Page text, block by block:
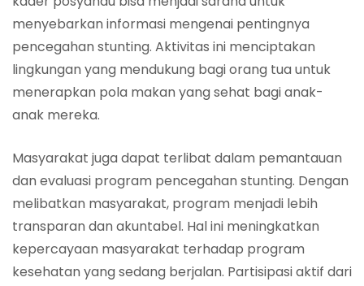
menyebarkan informasi mengenai pentingnya
pencegahan stunting. Aktivitas ini menciptakan
lingkungan yang mendukung bagi orang tua untuk
menerapkan pola makan yang sehat bagi anak-
anak mereka.
Masyarakat juga dapat terlibat dalam pemantauan
dan evaluasi program pencegahan stunting. Dengan
melibatkan masyarakat, program menjadi lebih
transparan dan akuntabel. Hal ini meningkatkan
kepercayaan masyarakat terhadap program
kesehatan yang sedang berjalan. Partisipasi aktif dari